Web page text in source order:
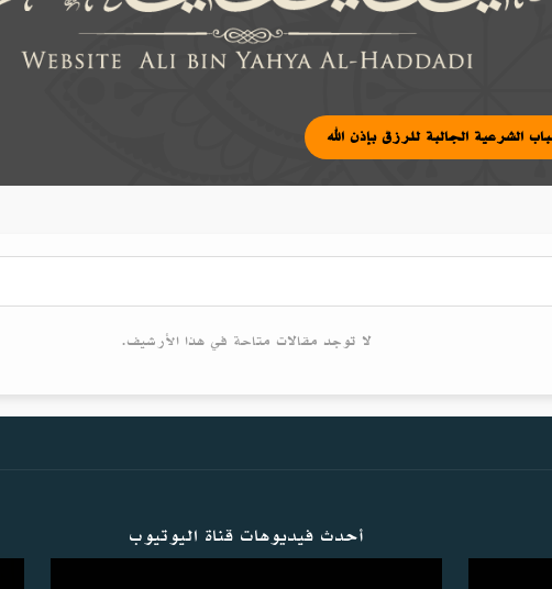
الأسباب الشرعية الجالبة للرزق بإذن الله
لا توجد مقالات متاحة في هذا الأرشيف.
أحدث فيديوهات قناة اليوتيوب